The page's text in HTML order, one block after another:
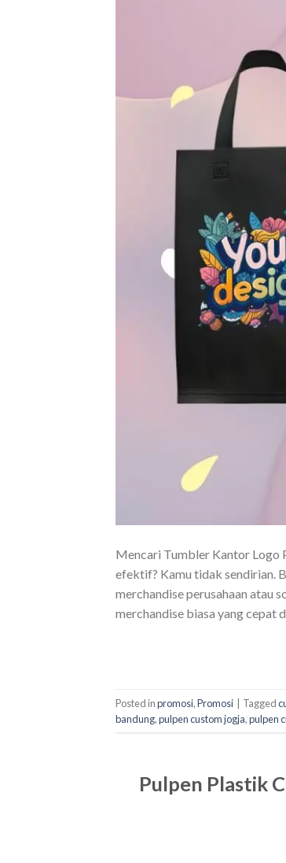
Mencari Tumbler Kantor Logo
efektif? Kamu tidak sendirian.
merchandise perusahaan atau
merchandise biasa yang cepat
Posted inpromosi,Promosi Tagged
bandung,pulpen custom jogja,pulpen
Pulpen Plastik